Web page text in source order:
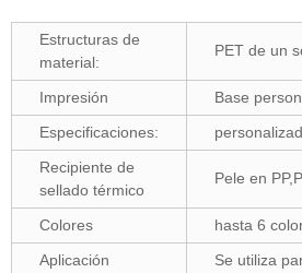
Estructuras de
material:
PET de un
Impresión
Base
Especificaciones:
Recipiente de
sellado térmico
Pele en
Colores
hasta 6
Aplicación
Se utiliza